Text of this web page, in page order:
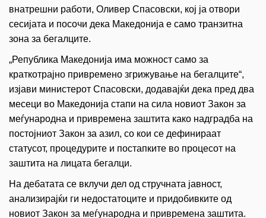
внатрешни работи, Оливер Спасовски, кој ја отвори
сесијата и посочи дека Македонија е само транзитна
зона за бегалците.
„Република Македонија има можност само за
краткотрајно привремено згрижување на бегалците“,
изјави министерот Спасовски, додавајќи дека пред два
месеци во Македонија стапи на сила новиот Закон за
меѓународна и привремена заштита како надградба на
постојниот Закон за азил, со кои се дефинираат
статусот, процедурите и постапките во процесот на
заштита на лицата бегалци.
На дебатата се вклучи дел од стручната јавност,
анализирајќи ги недостатоците и придобивките од
новиот Закон за меѓународна и привремена заштита.